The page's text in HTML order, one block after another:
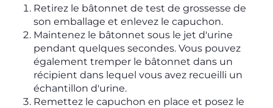
Retirez le bâtonnet de test de grossesse de
son emballage et enlevez le capuchon.
Maintenez le bâtonnet sous le jet d'urine
pendant quelques secondes. Vous pouvez
également tremper le bâtonnet dans un
récipient dans lequel vous avez recueilli un
échantillon d'urine.
Remettez le capuchon en place et posez le